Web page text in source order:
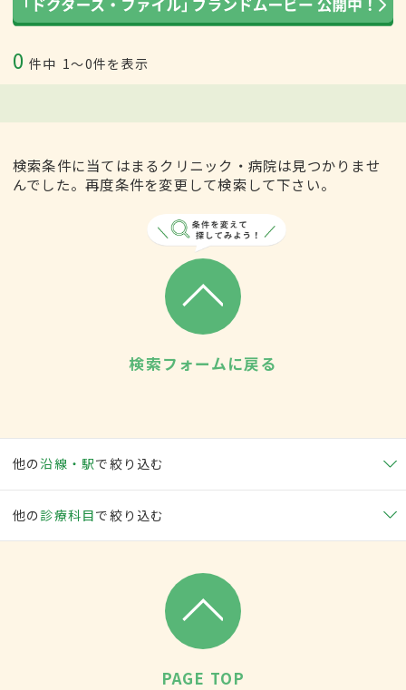
0 件中 1〜0件を表示
検索条件に当てはまるクリニック・病院は見つかりませ
んでした。再度条件を変更して検索して下さい。
検索フォームに戻る
他の沿線・駅で絞り込む
他の 診療科目で絞り込む
PAGE TOP